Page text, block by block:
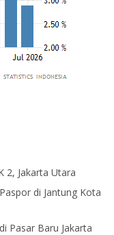
2, Jakarta Utara
di Jantung Kota
Pasar Baru Jakarta